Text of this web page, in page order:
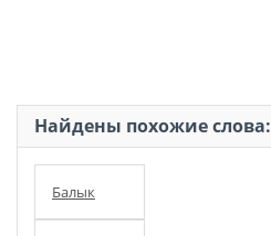
Найдены похожие слова:
Балык